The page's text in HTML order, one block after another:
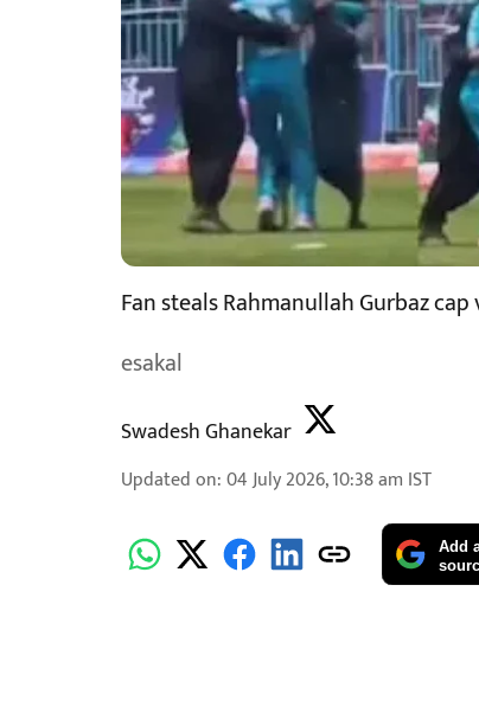
Fan steals Rahmanullah Gurbaz
esakal
Swadesh Ghanekar
Updated on:04 July 2026, 10:38 am IST
Add